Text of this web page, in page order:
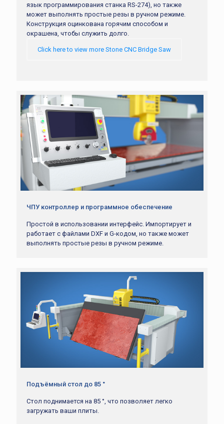
язык программирования станка RS-274), но также
может выполнять простые резы в ручном режиме.
Конструкция оцинкована горячим способом и
окрашена, чтобы служить долго.
Click here to view more Stone CNC Bridge Saw
ЧПУ контроллер и программное обеспечение
Простой в использовании интерфейс. Импортирует и
работает с файлами DXF и G-кодом, но также может
выполнять простые резы в ручном режиме.
Подъёмный стол до 85 °
Стол поднимается на 85 °, что позволяет легко
загружать ваши плиты.